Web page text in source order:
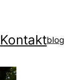
Kontaktblog